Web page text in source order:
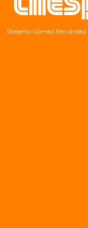
Roberto Gómez Fernández